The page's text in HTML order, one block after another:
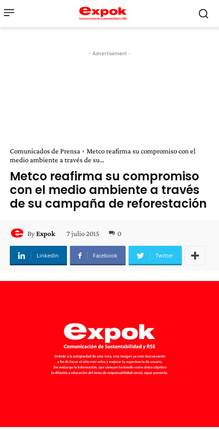
- Advertisement -
Comunicados de Prensa
Metco reafirma su compromiso con el
medio ambiente a través de su...
Metco reafirma su compromiso
con el medio ambiente a través
de su campaña de reforestación
ByExpok 7 julio 2015 0
Linkedin Facebook Twitter